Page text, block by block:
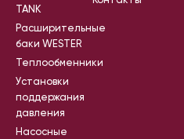
TANK
Расширительные
баки WESTER
Теплообменники
Установки
поддержания
давления
Насосные